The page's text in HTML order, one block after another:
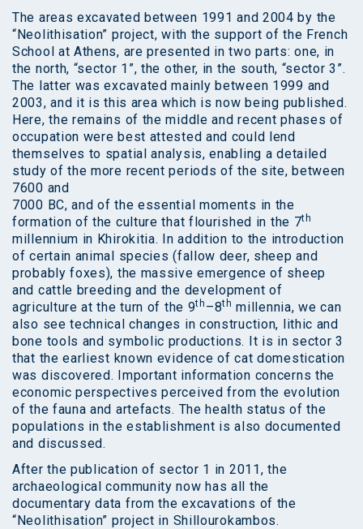
The areas excavated between 1991 and 2004 by the
“Neolithisation” project, with the support of the French
School at Athens, are presented in two parts: one, in
the north, “sector 1”, the other, in the south, “sector 3”.
The latter was excavated mainly between 1999 and
2003, and it is this area which is now being published.
Here, the remains of the middle and recent phases of
occupation were best attested and could lend
themselves to spatial analysis, enabling a detailed
study of the more recent periods of the site, between
7600 and
7000 BC, and of the essential moments in the
formation of the culture that flourished in the 7th
millennium in Khirokitia. In addition to the introduction
of certain animal species (fallow deer, sheep and
probably foxes), the massive emergence of sheep
and cattle breeding and the development of
agriculture at the turn of the 9th –8th millennia, we can
also see technical changes in construction, lithic and
bone tools and symbolic productions. It is in sector 3
that the earliest known evidence of cat domestication
was discovered. Important information concerns the
economic perspectives perceived from the evolution
of the fauna and artefacts. The health status of the
populations in the establishment is also documented
and discussed.
After the publication of sector 1 in 2011, the
archaeological community now has all the
documentary data from the excavations of the
“Neolithisation” project in Shillourokambos.